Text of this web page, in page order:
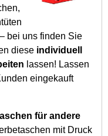
bei uns finden Sie
diese individuell
lassen! Lassen
eingekauft
für andere
mit Druck